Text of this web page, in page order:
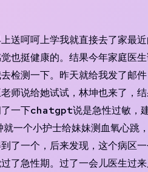
送呵呵上学我就直接去了家
也挺健康的。结果今年家庭
检测一下。昨天就给我发了
师说给她试试，林坤也来了
一下chatgpt说是急性过敏
一个小护士给妹妹测血氧心
了一个，后来发现，这个病区
了急性期。过了一会儿医生过